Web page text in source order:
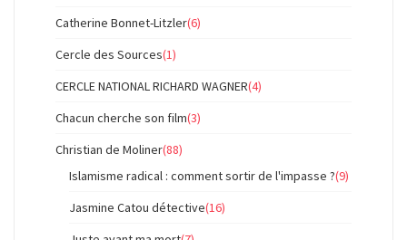
Catherine Bonnet-Litzler(6)
Cercle des Sources(1)
CERCLE NATIONAL RICHARD WAGNER(4)
Chacun cherche son film(3)
Christian de Moliner(88)
Islamisme radical : comment sortir de l'impasse ?(9)
Jasmine Catou détective(16)